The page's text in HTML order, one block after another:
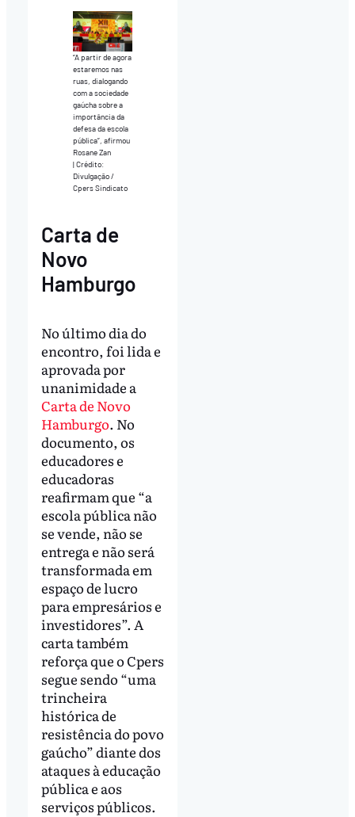
“A partir de agora
estaremos nas
ruas, dialogando
com a sociedade
gaúcha sobre a
importância da
defesa da escola
pública”, afirmou
Rosane Zan
| Crédito:
Divulgação /
Cpers Sindicato
Carta de
Novo
Hamburgo
No último dia do
encontro, foi lida e
aprovada por
unanimidade a
Carta de Novo
Hamburgo. No
documento, os
educadores e
educadoras
reafirmam que “a
escola pública não
se vende, não se
entrega e não será
transformada em
espaço de lucro
para empresários e
investidores”. A
carta também
reforça que o Cpers
segue sendo “uma
trincheira
histórica de
resistência do povo
gaúcho” diante dos
ataques à educação
pública e aos
serviços públicos.